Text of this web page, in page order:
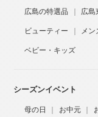
広島の特選品 広島
ビューティー メン
ベビー・キッズ
シーズンイベント
母の日 お中元